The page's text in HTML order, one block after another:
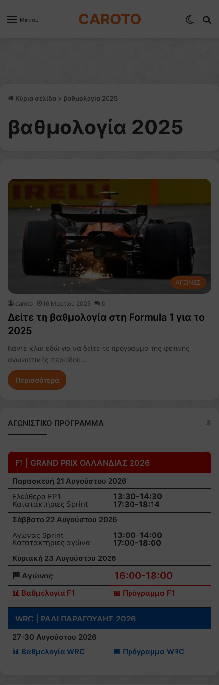
Μενού CAROTO
Κύρια σελίδα > βαθμολογία 2025
βαθμολογία 2025
ΑΓΩΝΕΣ
caroto 16 Μαρτίου 2025 0
Δείτε τη βαθμολογία στη Formula 1 για το
2025
Κάντε κλικ εδώ για να δείτε το πρόγραμμα της φετινής
αγωνιστικής περιόδου…
Περισσότερα
ΑΓΩΝΙΣΤΙΚΟ ΠΡΟΓΡΑΜΜΑ
F1 | GRAND PRIX ΟΛΛΑΝΔΙΑΣ 2026
Παρασκευή 21 Αυγούστου 2026
Ελεύθερα FP1
Κατατακτήριες Sprint
13:30-14:30
17:30-18:14
Σάββατο 22 Αυγούστου 2026
Αγώνας Sprint
Κατατακτήριες αγώνα
13:00-14:00
17:00-18:00
Κυριακή 23 Αυγούστου 2026
🏁 Αγώνας 16:00-18:00
📊 Βαθμολογία F1 📅 Πρόγραμμα F1
WRC | ΡΑΛΙ ΠΑΡΑΓΟΥΑΗΣ 2026
27-30 Αυγούστου 2026
📊 Βαθμολογία WRC
📅 Πρόγραμμα WRC